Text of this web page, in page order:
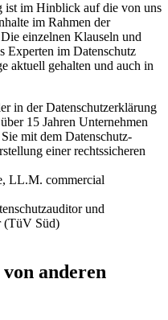
ist im Hinblick auf die von uns
im Rahmen der
einzelnen Klauseln und
Experten im Datenschutz
aktuell gehalten und auch in
in der Datenschutzerklärung
15 Jahren Unternehmen
mit dem Datenschutz-
einer rechtssicheren
LL.M. commercial
und
(TüV Süd)
anderen